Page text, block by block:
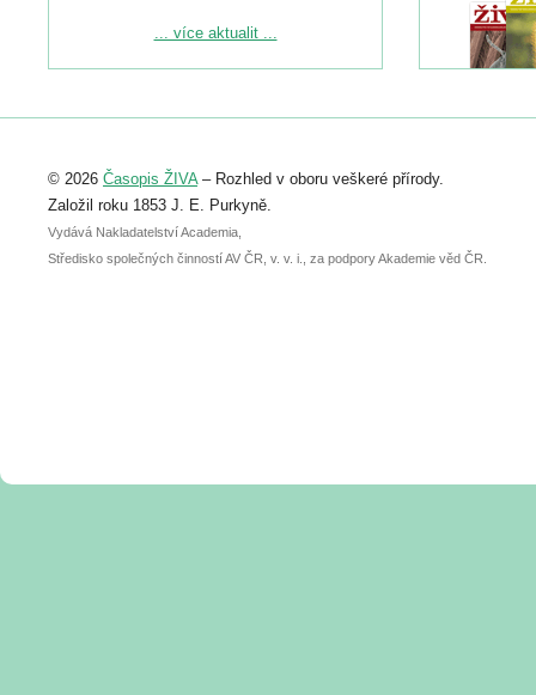
Podrobnější informace ke konferenci
Registrovat se můžete do 6. září.
abstraktu přihlášené přednášky nebo
posteru je už 30. června.
... více aktualit ...
© 2026 Časopis ŽIVA– Rozhled v oboru veškeré přírody.
Založil roku 1853 J. E. Purkyně.
Vydává Nakladatelství Academia,
Středisko společných činností AV ČR, v. v. i., za podpory Akademie věd ČR.